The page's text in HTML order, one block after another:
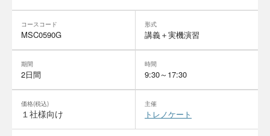
コースコード
MSC0590G
形式
講義＋実機演習
期間
2日間
時間
9:30～17:30
価格(税込)
１社様向け
主催
トレノケート